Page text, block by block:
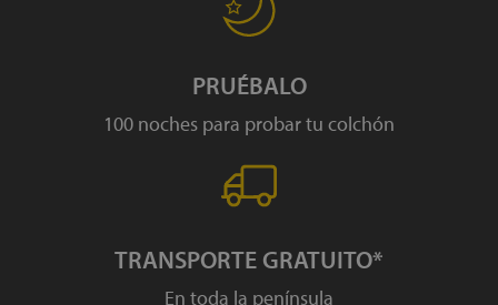
PRUÉBALO
100 noches para probar tu colchón
TRANSPORTE GRATUITO*
En toda la península